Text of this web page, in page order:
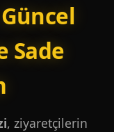
Güncel
Sade
, ziyaretçilerin